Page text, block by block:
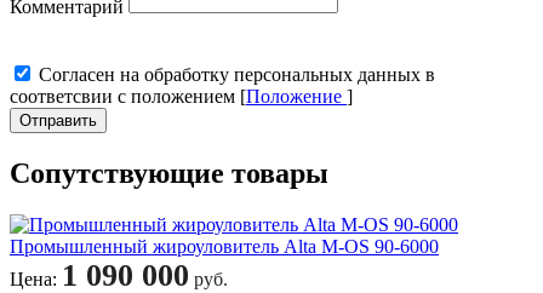
Комментарий
Cогласен на обработку персональных данных в
соответсвии с положением [Положение ]
Отправить
Сопутствующие товары
Промышленный жироуловитель Alta M-OS 90-6000
Цена: 1 090 000 руб.